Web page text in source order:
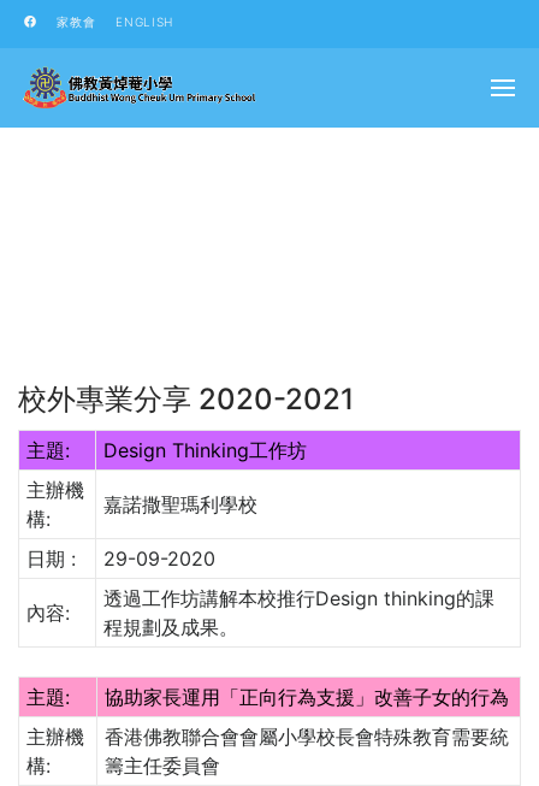
家教會 ENGLISH
校外專業分享 2020-2021
主題:
Design Thinking工作坊
主辦機
構:
嘉諾撒聖瑪利學校
日期 : 29-09-2020
內容:
透過工作坊講解本校推行Design thinking的課
程規劃及成果。
主題:
協助家長運用「正向行為支援」改善子女的行為
主辦機
構:
香港佛教聯合會會屬小學校長會特殊教育需要統
籌主任委員會